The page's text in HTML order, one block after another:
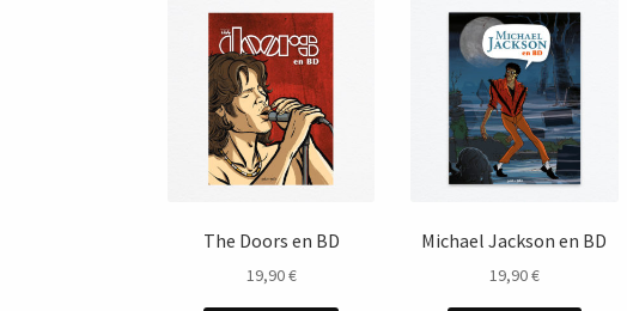
The Doors en BD
19,90€
Michael Jackson en BD
19,90€